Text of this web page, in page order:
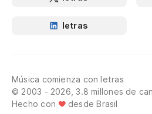
letras
Música comienza con letras
© 2003 - 2026, 3.8 millones de
Hecho con
desde Brasil